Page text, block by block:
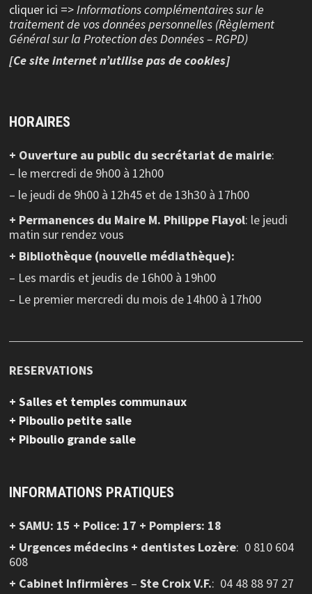
cliquer ici =>Informations complémentaires sur le
traitement de vos données personnelles (Règlement
Général sur la Protection des Données – RGPD)
[Ce site internet n’utilise pas de cookies]
HORAIRES
+ Ouverture au public du secrétariat de mairie:
– le mercredi de 9h00 à 12h00
– le jeudi de 9h00 à 12h45 et de 13h30 à 17h00
+ Permanences du Maire M. Philippe Flayol: le jeudi
matin sur rendez vous
+ Bibliothèque (nouvelle médiathèque):
– Les mardis et jeudis de 16h00 à 19h00
– Le premier mercredi du mois de 14h00 à 17h00
RESERVATIONS
+ Salles et temples communaux
+ Piboulio petite salle
+ Piboulio grande salle
INFORMATIONS PRATIQUES
+ SAMU: 15 + Police: 17 + Pompiers: 18
+ Urgences médecins + dentistes Lozère: 0 810 604
608
+ Cabinet Infirmières– Ste Croix V.F.: 04 48 88 97 27